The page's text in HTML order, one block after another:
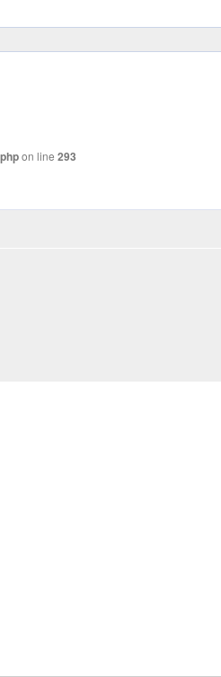
on line 293